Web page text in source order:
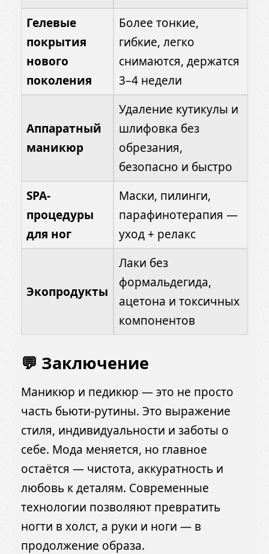
Гелевые
покрытия
нового
поколения
Более тонкие,
гибкие, легко
снимаются, держатся
3–4 недели
Аппаратный
маникюр
Удаление кутикулы и
шлифовка без
обрезания,
безопасно и быстро
SPA-
процедуры
для ног
Маски, пилинги,
парафинотерапия —
уход + релакс
Экопродукты
Лаки без
формальдегида,
ацетона и токсичных
компонентов
💬 Заключение
Маникюр и педикюр — это не просто
часть бьюти-рутины. Это выражение
стиля, индивидуальности и заботы о
себе. Мода меняется, но главное
остаётся — чистота, аккуратность и
любовь к деталям. Современные
технологии позволяют превратить
ногти в холст, а руки и ноги — в
продолжение образа.